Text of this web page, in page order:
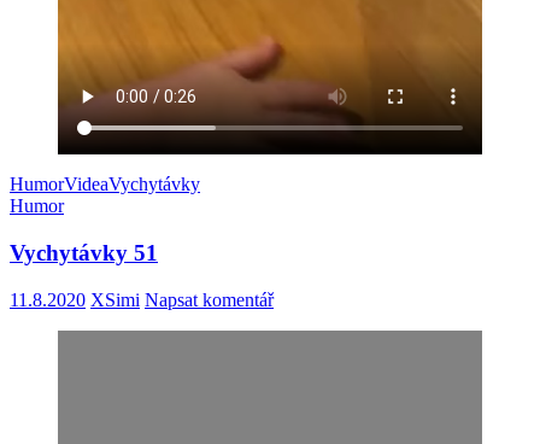
HumorVideaVychytávky
Humor
Vychytávky 51
11.8.2020 XSimi Napsat komentář